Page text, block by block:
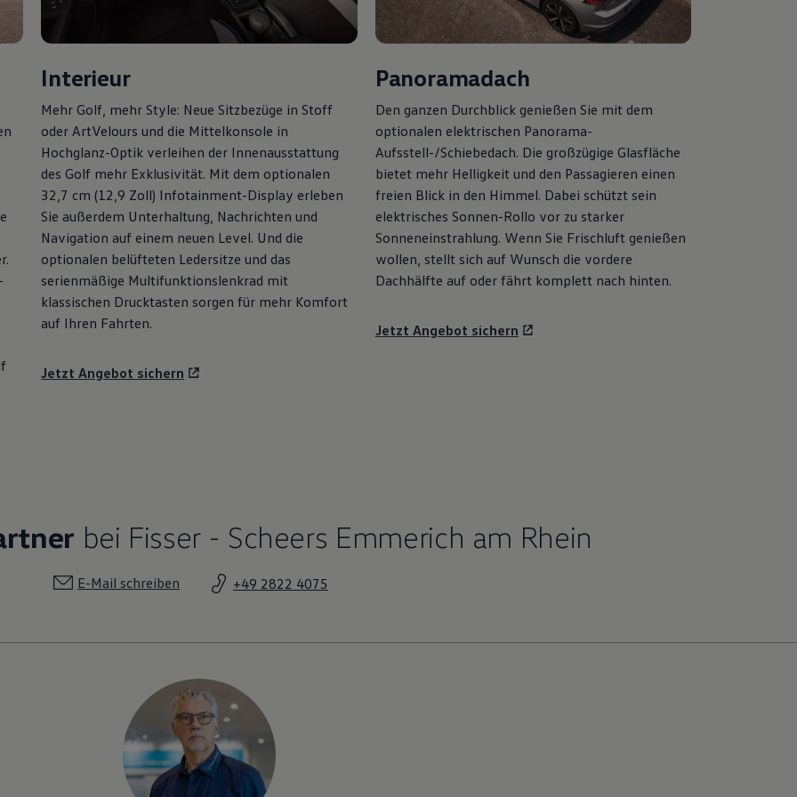
Interieur
Mehr Golf , mehr Style: Neue Sitzbezüge in Stoff
oder ArtVelours und die Mittelkonsole in
Hochglanz-Optik verleihen der Innenausstattung
des Golf mehr Exklusivität. Mit dem optionalen
32,7 cm (12,9 Zoll) Infotainment-Display erleben
Sie außerdem Unterhaltung, Nachrichten und
Navigation auf einem neuen Level. Und die
optionalen belüfteten Ledersitze und das
serienmäßige Multifunktionslenkrad mit
klassischen Drucktasten sorgen für mehr Komfort
auf Ihren Fahrten.
Jetzt Angebot sichern
Panoramadach
Den ganzen Durchblick genießen Sie mit dem
optionalen elektrischen Panorama-
Aufsstell-/Schiebedach. Die großzügige Glasfläche
bietet mehr Helligkeit und den Passagieren einen
freien Blick in den Himmel. Dabei schützt sein
elektrisches Sonnen-Rollo vor zu starker
Sonneneinstrahlung. Wenn Sie Frischluft genießen
wollen, stellt sich auf Wunsch die vordere
Dachhälfte auf oder fährt komplett nach hinten.
Jetzt Angebot sichern
bei Fisser - Scheers Emmerich am Rhein
E-Mail schreiben +49 2822 4075